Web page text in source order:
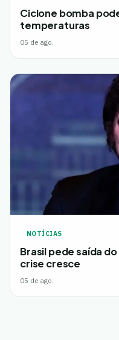
Ciclone bomba
temperaturas
05 de ago.
NOTÍCIAS
Brasil pede saída
crise cresce
05 de ago.